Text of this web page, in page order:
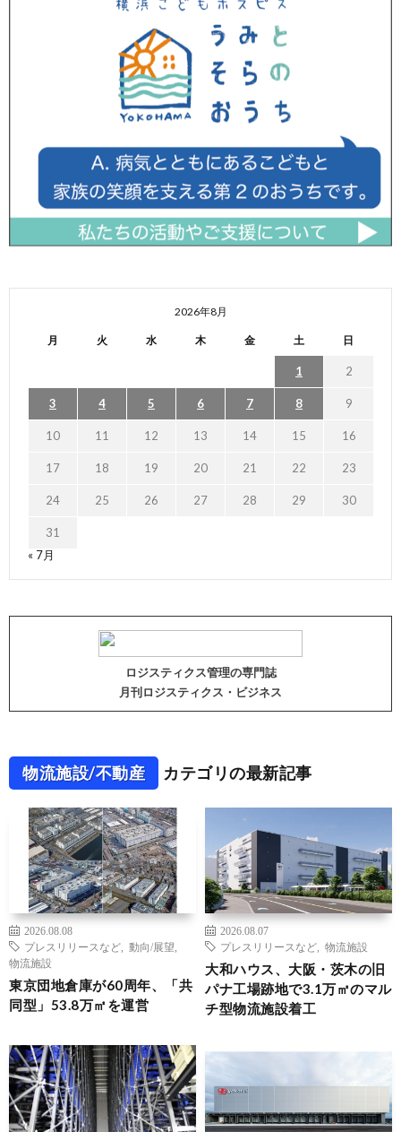
2026年8月
月 火 水 木 金 土 日
1 2
3 4 5 6 7 8 9
10 11 12 13 14 15 16
17 18 19 20 21 22 23
24 25 26 27 28 29 30
31
« 7月
ロジスティクス管理の専門誌
月刊ロジスティクス・ビジネス
物流施設/不動産 カテゴリの最新記事
2026.08.08
プレスリリースなど
動向/展望
物流施設
東京団地倉庫が60周年、「共
同型」53.8万㎡を運営
2026.08.07
プレスリリースなど
物流施設
大和ハウス、大阪・茨木の旧
パナ工場跡地で3.1万㎡のマル
チ型物流施設着工